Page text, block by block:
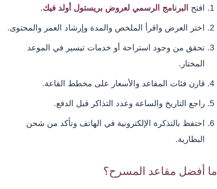
افتح البرنامج الرسمي لعروض بريستول أولد فيك.
اختر العرض واقرأ الملخص والمدة وإرشاد العمر والمحتوى.
تحقق من وجود استراحة أو خدمات تيسير في الموعد
المختار.
قارن فئات المقاعد والأسعار على مخطط القاعة.
راجع التاريخ والساعة وعدد التذاكر قبل الدفع.
احتفظ بالتذكرة الإلكترونية في الهاتف وتأكد من شحن
البطارية.
ما أفضل مقاعد المسرح؟